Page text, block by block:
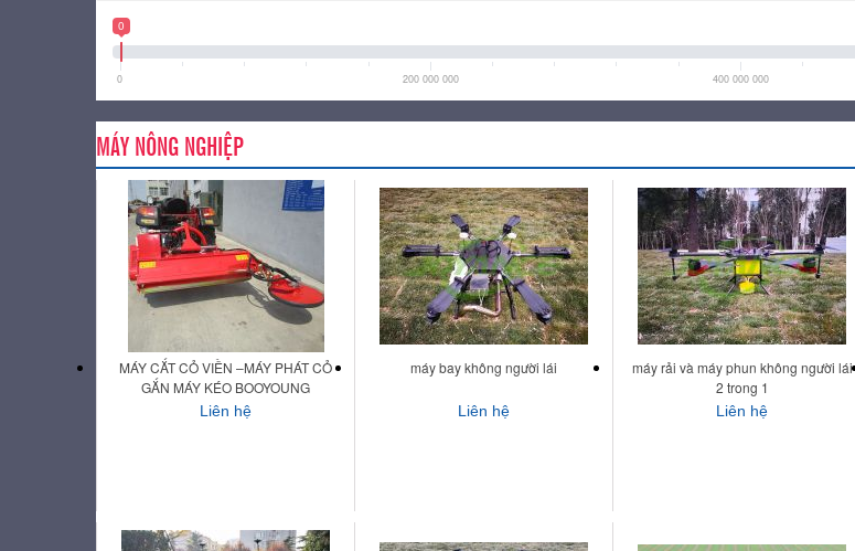
0
0 200 000 000 400 000 000
MÁY NÔNG NGHIỆP
MÁY CẮT CỎ VIỀN –MÁY PHÁT CỎ
GẮN MÁY KÉO BOOYOUNG
Liên hệ
máy bay không người lái
Liên hệ
máy rải và máy phun không người lái
2 trong 1
Liên hệ